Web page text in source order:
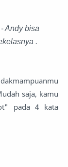
Andy bisa
.
saja, kamu
pada 4 kata